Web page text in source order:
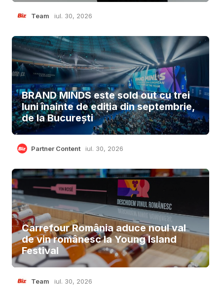
Team iul. 30, 2026
BRAND MINDS este sold out cu trei
luni înainte de ediția din septembrie,
de la București
Partner Content iul. 30, 2026
Carrefour România aduce noul val
de vin românesc la Young Island
Festival
Team iul. 30, 2026